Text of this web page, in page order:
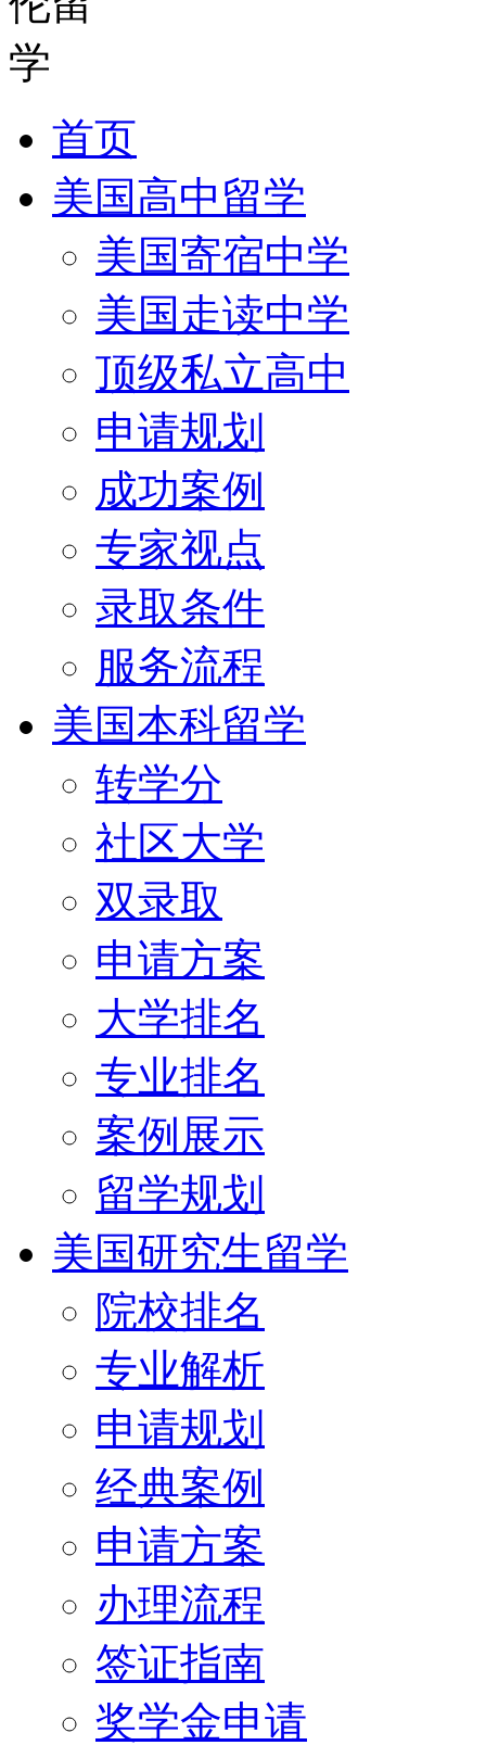
首页
美国高中留学
美国寄宿中学
美国走读中学
顶级私立高中
申请规划
成功案例
专家视点
录取条件
服务流程
美国本科留学
转学分
社区大学
双录取
申请方案
大学排名
专业排名
案例展示
留学规划
美国研究生留学
院校排名
专业解析
申请规划
经典案例
申请方案
办理流程
签证指南
奖学金申请